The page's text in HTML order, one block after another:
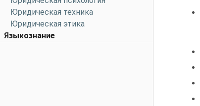
Юридическая техника
Юридическая этика
Языкознание